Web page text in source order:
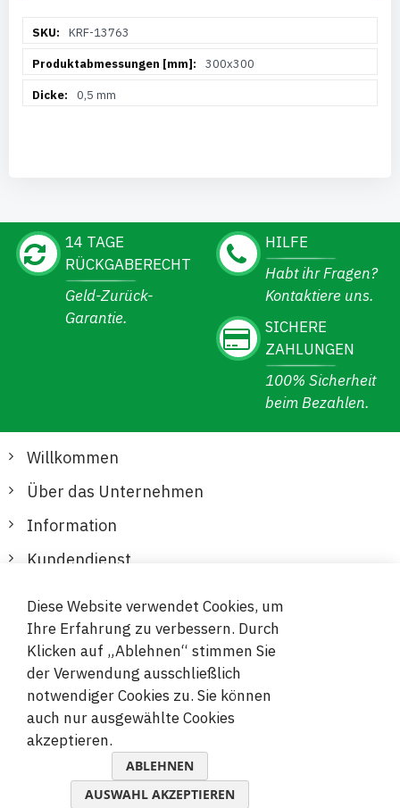
InformationenKRF-13763
300x300
0,5 mm
14 TAGE
RÜCKGABERECHT
Geld-Zurück-
Garantie.
HILFE
Habt ihr Fragen?
Kontaktiere uns.
SICHERE
ZAHLUNGEN
100% Sicherheit
beim Bezahlen.
Willkommen
Über das Unternehmen
Information
Kundendienst
Sichere und bequeme Zahlungen
© 2019-2026 Megamix s.r.o.
Diese Website verwendet Cookies, um
Ihre Erfahrung zu verbessern. Durch
Klicken auf „Ablehnen“ stimmen Sie
der Verwendung ausschließlich
notwendiger Cookies zu. Sie können
auch nur ausgewählte Cookies
akzeptieren.
ABLEHNEN
AUSWAHL AKZEPTIEREN